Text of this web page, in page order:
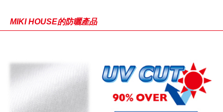
MIKI HOUSE的防曬產品